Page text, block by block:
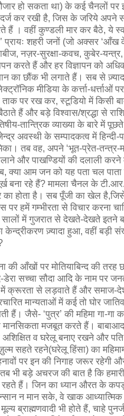
हो सकता था) के कई चैनलों पर
कर रखी है, जिस के जरिये अपने
हैं । वहीं कुण्डली मार कर बैठे, ये
प्रायः शहरी जनों (जो अक्सर ‘आँख
नज़र-सुरक्षा-कवच, कुबेर-यन्त्र,
करते हैं और हर विज्ञापन को
का छौंक भी लगाते हैं। सब से
मीडिया के कर्त्ता-धर्त्ताओं
पर रख कर, स्टूडियो में किसी
हैं और बड़े विश्वास/श्रद्धा से
तान्त्रिक व्याख्या के बारे में
अवस्थी के सम्पादकत्व में हिन्दी-
तब वह, अपने ‘भूत-प्रेत-तन्त्र-
और पाखण्डियों की दलाली
क्या आम जन को यह पता चल
बना रहे हैं? मामला चैनल के
का होता है। सब पूँजी का खेल
पर हमें गम्भीरता से विचार करना
में गुजरात से देखते-देखते इतने
केन्द्रीकरण ज़्यादा हुआ, वहीं बड़ी
की आँखों पर मोतियाबिन्द की तरह
डेरा सच्चा सौदा आदि के नाम पर
क्रूरता से लड़वाते हैं और समाज-देश
मान्यताओं में कई तो घोर
हैं। जैसे- ‘पुत्र’ की महिमा गा-गा
मानसिकता मजबूत करते हैं।
अशिक्षित व घरेलू बनाए रखने और
सहते रहने(घरेलू हिंसा) का
पर इन की निगाह जरूर
भी बड़े अचरज की बात है कि हमारी
रहते हैं। जिन का ध्यान औरत के
न मान सके, वे खाक आध्यात्मिक
मूल्य ब्राह्मणवादी भी होते हैं, चाहे